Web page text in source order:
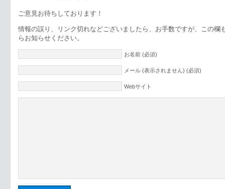
ご意見お待ちしております！
情報の誤り、リンク切れなどございましたら、お手数ですが、この欄
らお知らせください。
お名前 (必須)
メール (表示されません) (必須)
Webサイト